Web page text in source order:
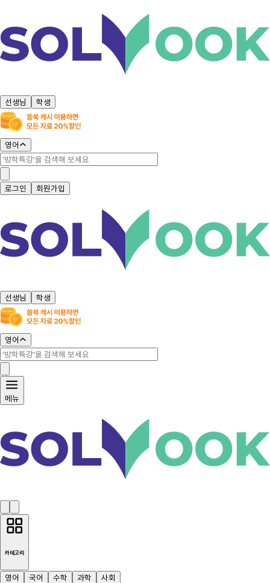
선생님 학생
영어
로그인 회원가입
선생님 학생
영어
메뉴
카테고리
영어 국어 수학 과학
사회